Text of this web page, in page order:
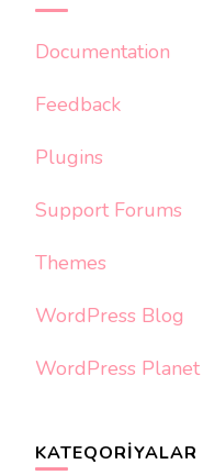
Documentation
Feedback
Plugins
Support Forums
Themes
WordPress Blog
WordPress Planet
KATEQORIYALAR